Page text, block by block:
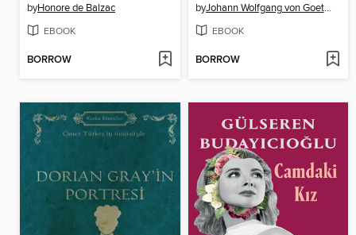
byHonore de Balzac
EBOOK
BORROW
by Johann Wolfgang von Goethe
EBOOK
BORROW